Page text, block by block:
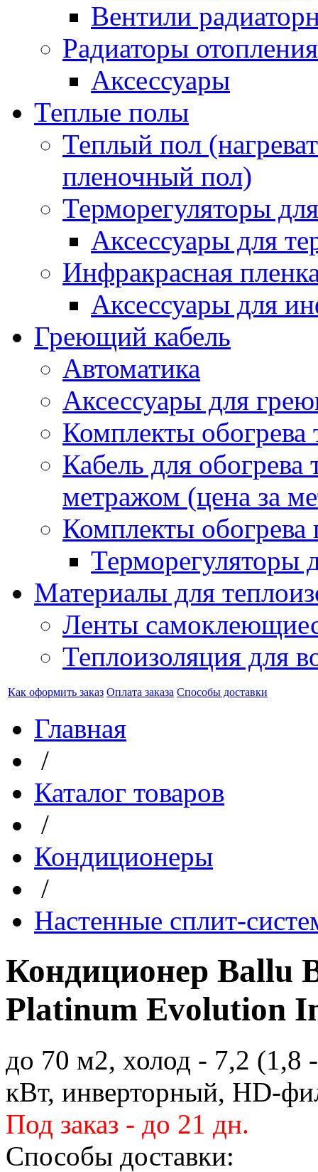
Вентили
Радиаторы отопления
Аксессуары
Теплые полы
Теплый пол
пленочный пол)
Терморегуляторы
Аксессуары для
Инфракрасная
Аксессуары для
Греющий кабель
Автоматика
Аксессуары для
Комплекты обогрева
Кабель для обогрева
метражом (цена за
Комплекты обогрева
Терморегуляторы
Материалы для
Ленты
Теплоизоляция для
Как оформить заказ Оплата заказа Способы доставки
Главная
/
Каталог товаров
/
Кондиционеры
/
Настенные сплит-
Кондиционер Ballu
Platinum Evolution
до 70 м2, холод - 7,2 (1,8
кВт, инверторный, HD-
Под заказ - до 21 дн.
Способы доставки: